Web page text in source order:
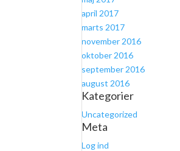
april 2017
marts 2017
november 2016
oktober 2016
september 2016
august 2016
Kategorier
Uncategorized
Meta
Log ind